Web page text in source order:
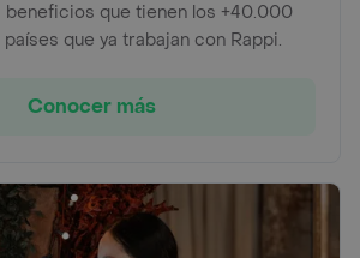
beneficios que tienen los +40.000
que ya trabajan con Rappi.
Conocer más